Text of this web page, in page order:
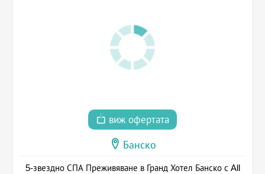
виж офертата
Банско
5-звездно СПА Преживяване в Гранд Хотел Банско с All